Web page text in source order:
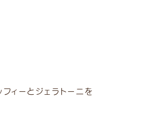
ィーとジェラトーニを